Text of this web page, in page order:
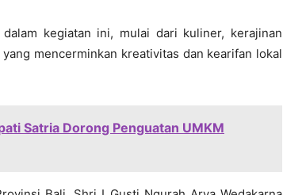
kegiatan ini, mulai dari kuliner, kerajinan
mencerminkan kreativitas dan kearifan lokal
Satria Dorong Penguatan UMKM